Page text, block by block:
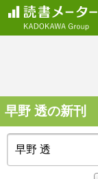
早野 透の新刊